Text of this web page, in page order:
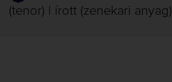
(tenor) | írott (zenekari anyag)